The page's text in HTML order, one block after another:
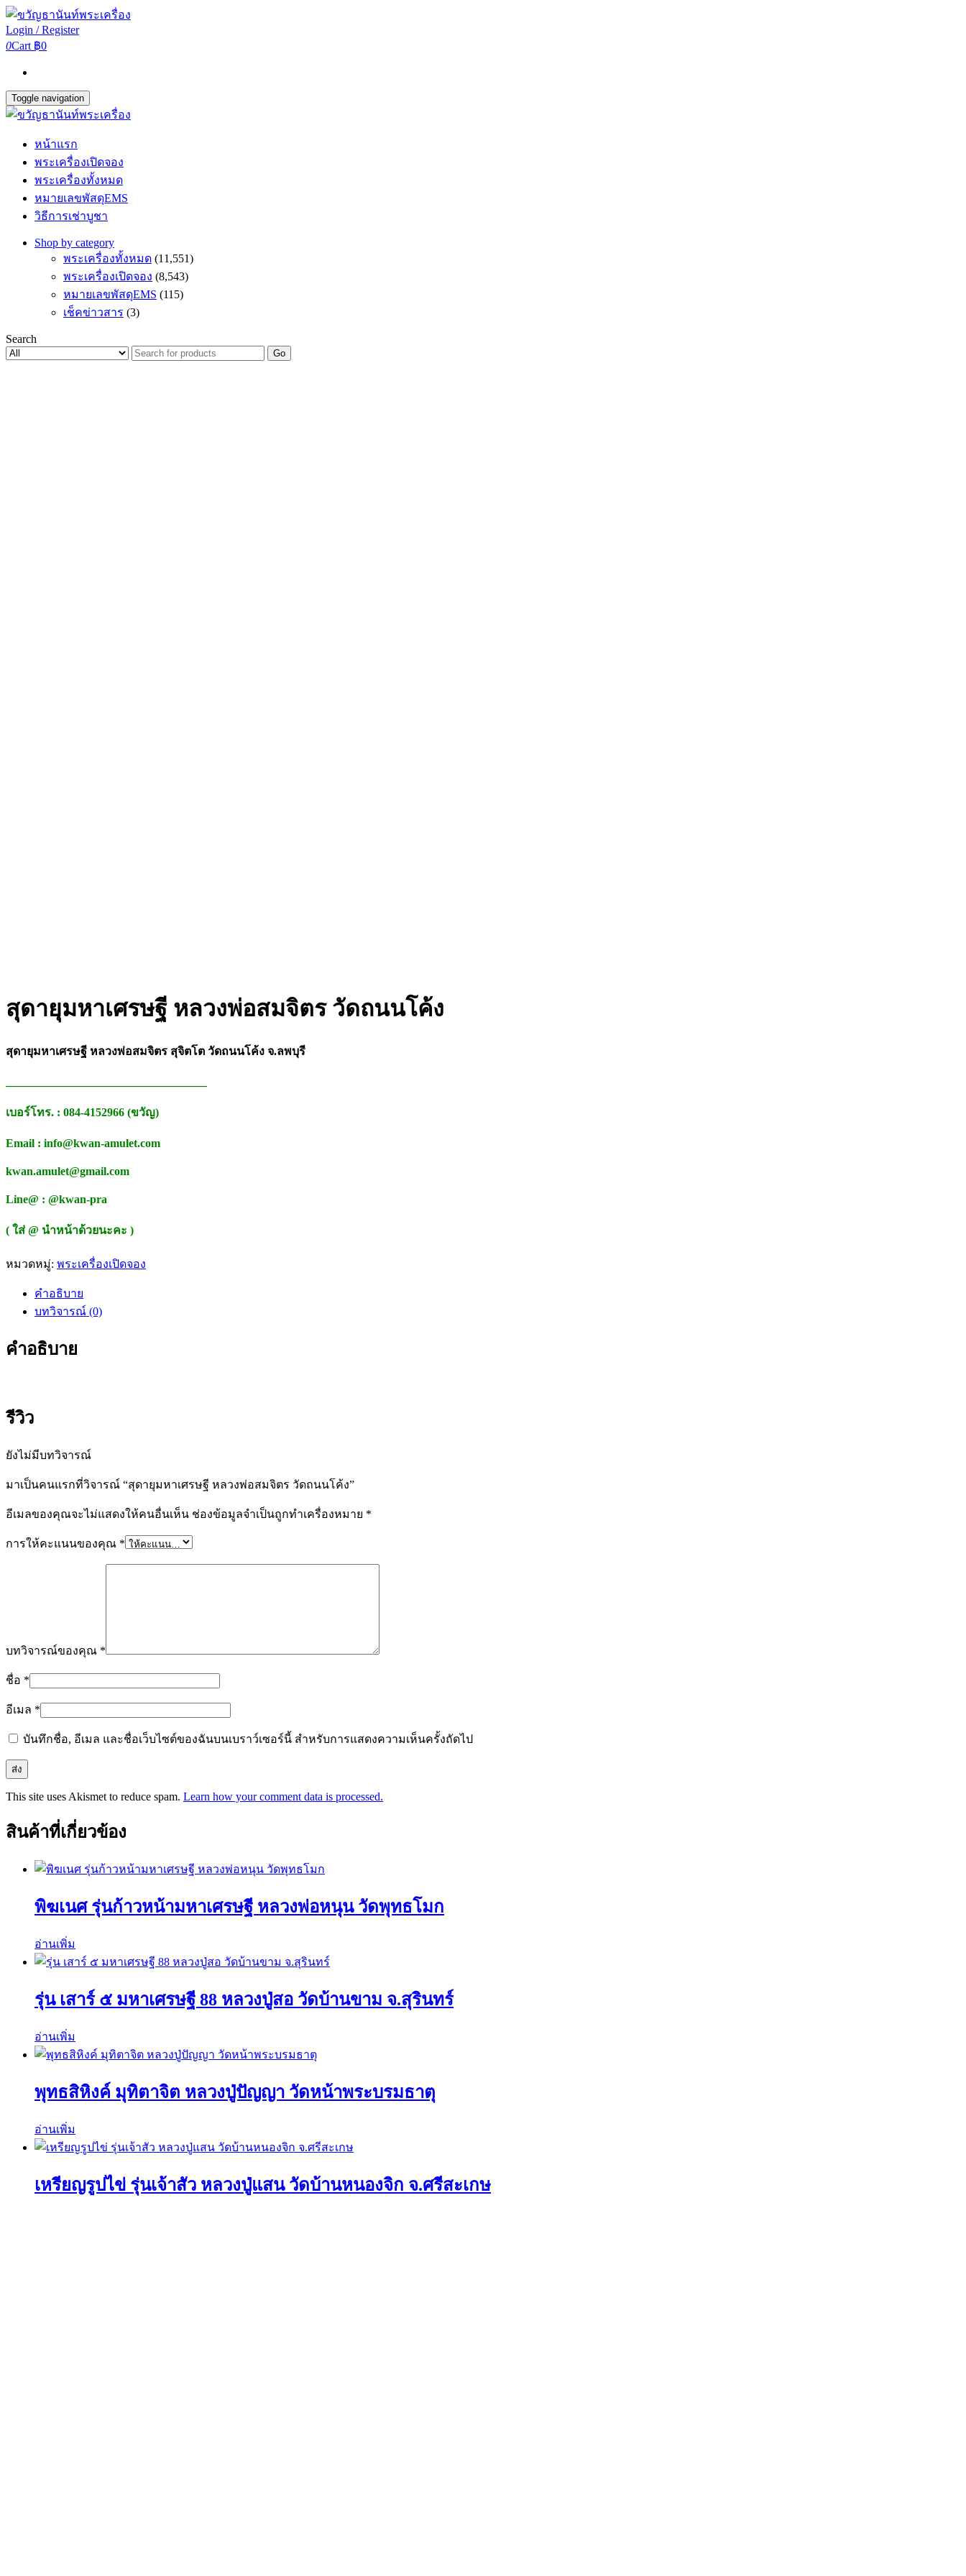
Login / Register
0Cart ฿0
Toggle navigation
หน้าแรก
พระเครื่องเปิดจอง
พระเครื่องทั้งหมด
หมายเลขพัสดุEMS
วิธีการเช่าบูชา
Shop by category
พระเครื่องทั้งหมด (11,551)
พระเครื่องเปิดจอง (8,543)
หมายเลขพัสดุEMS (115)
เช็คข่าวสาร (3)
Search
Go
สุดายุมหาเศรษฐี หลวงพ่อสมจิตร วัดถนนโค้ง
สุดายุมหาเศรษฐี หลวงพ่อสมจิตร สุจิตโต วัดถนนโค้ง จ.ลพบุรี
เบอร์โทร. : 084-4152966 (ขวัญ)
Email : info@kwan-amulet.com
kwan.amulet@gmail.com
Line@ : @kwan-pra
( ใส่ @ นำหน้าด้วยนะคะ )
หมวดหมู่: พระเครื่องเปิดจอง
คำอธิบาย
บทวิจารณ์ (0)
คำอธิบาย
รีวิว
ยังไม่มีบทวิจารณ์
มาเป็นคนแรกที่วิจารณ์ “สุดายุมหาเศรษฐี หลวงพ่อสมจิตร วัดถนนโค้ง”
อีเมลของคุณจะไม่แสดงให้คนอื่นเห็น ช่องข้อมูลจำเป็นถูกทำเครื่องหมาย *
การให้คะแนนของคุณ *
บทวิจารณ์ของคุณ *
ชื่อ *
อีเมล *
บันทึกชื่อ, อีเมล และชื่อเว็บไซต์ของฉันบนเบราว์เซอร์นี้ สำหรับการแสดงความเห็นครั้งถัดไป
This site uses Akismet to reduce spam. Learn how your comment data is processed.
สินค้าที่เกี่ยวข้อง
พิฆเนศ รุ่นก้าวหน้ามหาเศรษฐี หลวงพ่อหนุน วัดพุทธโมก
อ่านเพิ่ม
รุ่น เสาร์ ๕ มหาเศรษฐี 88 หลวงปู่สอ วัดบ้านขาม จ.สุรินทร์
อ่านเพิ่ม
พุทธสิหิงค์ มุทิตาจิต หลวงปู่ปัญญา วัดหน้าพระบรมธาตุ
อ่านเพิ่ม
เหรียญรูปไข่ รุ่นเจ้าสัว หลวงปู่แสน วัดบ้านหนองจิก จ.ศรีสะเกษ